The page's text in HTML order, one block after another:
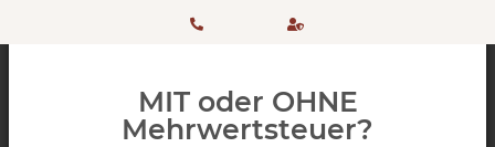
+ 49 einkaufen
MIT oder OHNE
Mehrwertsteuer?